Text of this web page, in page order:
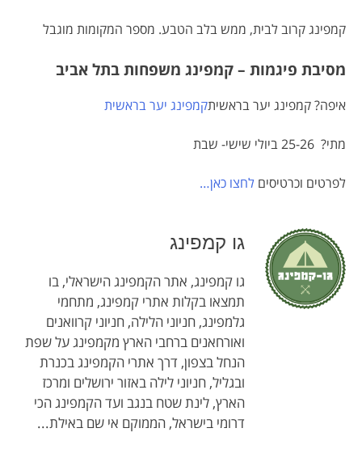
קמפינג קרוב לבית, ממש בלב הטבע. מספר המקומות מוגבל
מסיבת פיגמות – קמפינג משפחות בתל אביב
איפה? קמפינג יער בראשיתקמפינג יער בראשית
מתי? 25-26 ביולי שישי- שבת
לפרטים וכרטיסים לחצו כאן…
גו קמפינג
גו קמפינג, אתר הקמפינג הישראלי, בו
תמצאו בקלות אתרי קמפינג, מתחמי
גלמפינג, חניוני הלילה, חניוני קרוואנים
ואורחאנים ברחבי הארץ מקמפינג על שפת
הנחל בצפון, דרך אתרי הקמפינג בכנרת
ובגליל, חניוני לילה באזור ירושלים ומרכז
הארץ, לינת שטח בנגב ועד הקמפינג הכי
דרומי בישראל, הממוקם אי שם באילת...